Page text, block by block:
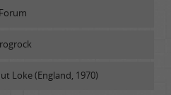
Forum
Loke (England, 1970)